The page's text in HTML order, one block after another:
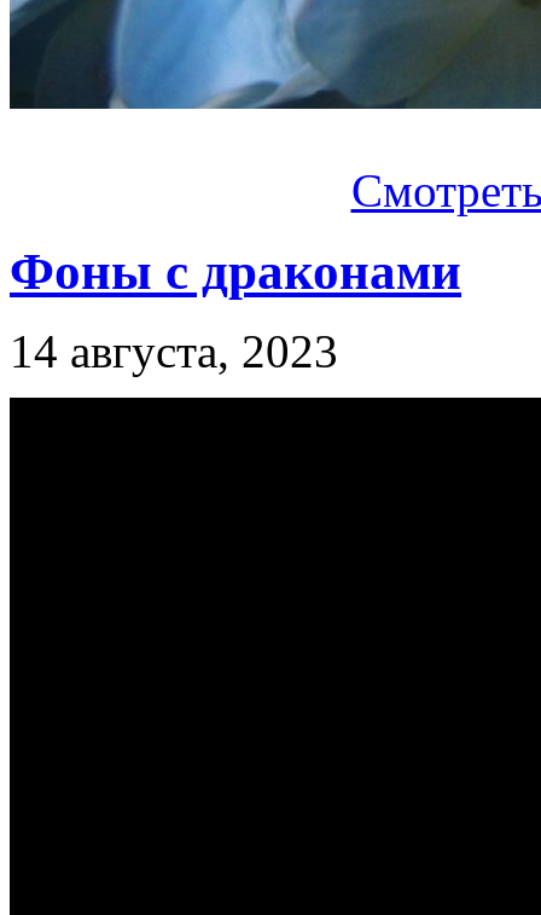
Фоны с драконами
14 августа, 2023